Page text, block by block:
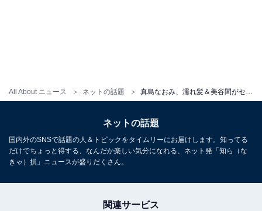
All About ニュース ネットの話題
ネットの話題
国内外のSNSで話題の人＆トピックをタイムリーにお届けします。知ってる
だけでちょっと得する、なんだか楽しい気分になれる、ネット発「知ら（な
きゃ）損」ニュースが盛りだくさん。
関連サービス